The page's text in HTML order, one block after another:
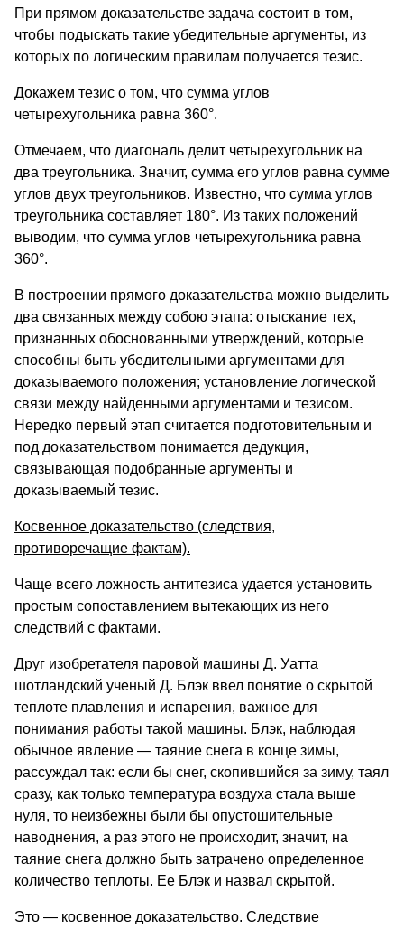
При прямом доказательстве задача состоит в том,
чтобы подыскать такие убедительные аргументы, из
которых по логическим правилам по­лучается тезис.
Докажем тезис о том, что сумма углов
четырехугольника равна 360°.
Отмечаем, что диагональ делит четырехугольник на
два тре­угольника. Значит, сумма его углов равна сумме
углов двух треуголь­ников. Известно, что сумма углов
треугольника составляет 180°. Из таких положений
выводим, что сумма углов четырехугольника равна
360°.
В построении прямого доказательства можно выделить
два связанных между собою этапа: отыскание тех,
признанных обос­нованными утверждений, которые
способны быть убедительны­ми аргументами для
доказываемого положения; установление логи­ческой
связи между найденными аргументами и тезисом.
Нередко первый этап считается подготовительным и
под доказательством понимается дедукция,
связывающая подобранные аргументы и
доказываемый тезис.
Косвенное доказательство (следствия,
противоречащие фактам).
Чаще всего ложность антитезиса удается установить
простым сопоставлением вытекаю­щих из него
следствий с фактами.
Друг изобретателя паровой машины Д. Уатта
шотландский уче­ный Д. Блэк ввел понятие о скрытой
теплоте плавления и испаре­ния, важное для
понимания работы такой машины. Блэк, наблюдая
обычное явление — таяние снега в конце зимы,
рассуждал так: если бы снег, скопившийся за зиму, таял
сразу, как только температура воздуха стала выше
нуля, то неизбежны были бы опустошительные
наводнения, а раз этого не происходит, значит, на
таяние снега должно быть затрачено определенное
количество теплоты. Ее Блэк и назвал скрытой.
Это — косвенное доказательство. Следствие